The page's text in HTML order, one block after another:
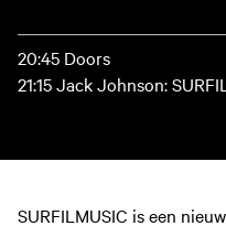
20:45 Doors
21:15 Jack Johnson:
SURFILMUSIC is een